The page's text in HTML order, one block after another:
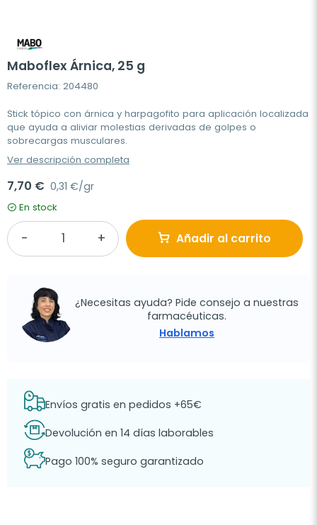
Maboflex Árnica, 25 g
Referencia: 204480
Stick tópico con árnica y harpagofito para aplicación localizada
que ayuda a aliviar molestias derivadas de golpes o
sobrecargas musculares.
Ver descripción completa
7,70 € 0,31 €/gr
En stock
Añadir al carrito
¿Necesitas ayuda? Pide consejo a nuestras
farmacéuticas.
Hablamos
Envíos gratis en pedidos +65€
Devolución en 14 días laborables
Pago 100% seguro garantizado